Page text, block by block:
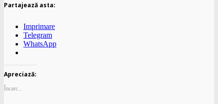
Partajează asta:
Imprimare
Telegram
WhatsApp
Apreciază:
Încarc...